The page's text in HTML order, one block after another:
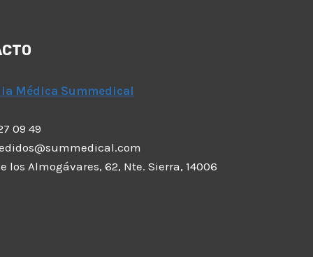
Médica Summedical
09 49
los Almogávares, 62, Nte. Sierra, 14006